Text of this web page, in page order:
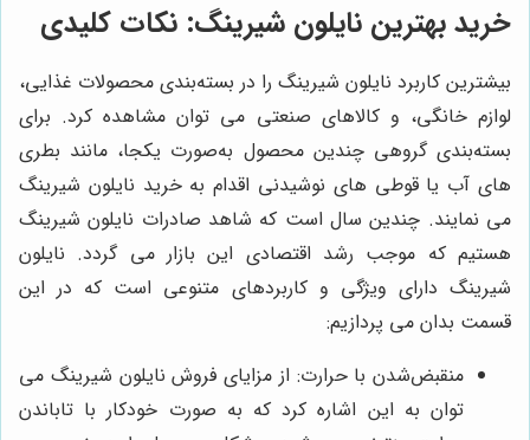
خرید بهترین نایلون شیرینگ: نکات کلیدی
بیشترین کاربرد نایلون شیرینگ را در بسته‌بندی محصولات غذایی،
لوازم خانگی، و کالاهای صنعتی می توان مشاهده کرد. برای
بسته‌بندی گروهی چندین محصول به‌صورت یکجا، مانند بطری
های آب یا قوطی های نوشیدنی اقدام به خرید نایلون شیرینگ
می نمایند. چندین سال است که شاهد صادرات نایلون شیرینگ
هستیم که موجب رشد اقتصادی این بازار می گردد. نایلون
شیرینگ دارای ویژگی و کاربردهای متنوعی است که در این
قسمت بدان می پردازیم:
منقبض‌شدن با حرارت: از مزایای فروش نایلون شیرینگ می
توان به این اشاره کرد که به صورت خودکار با تاباندن